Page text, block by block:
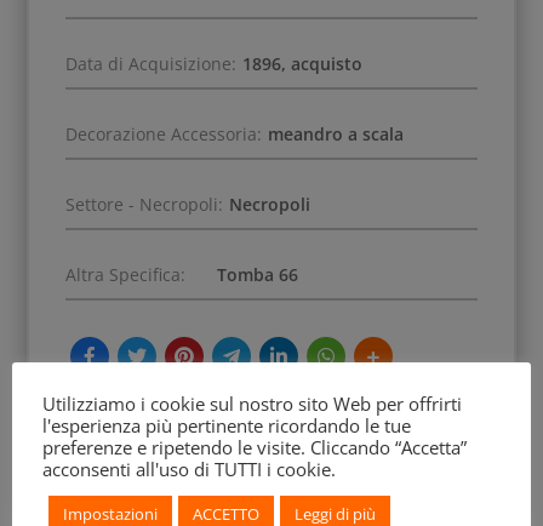
Data di Acquisizione: 1896, acquisto
Decorazione Accessoria: meandro a scala
Settore - Necropoli: Necropoli
Altra Specifica: Tomba 66
Utilizziamo i cookie sul nostro sito Web per offrirti
l'esperienza più pertinente ricordando le tue
preferenze e ripetendo le visite. Cliccando “Accetta”
acconsenti all'uso di TUTTI i cookie.
Impostazioni ACCETTO Leggi di più